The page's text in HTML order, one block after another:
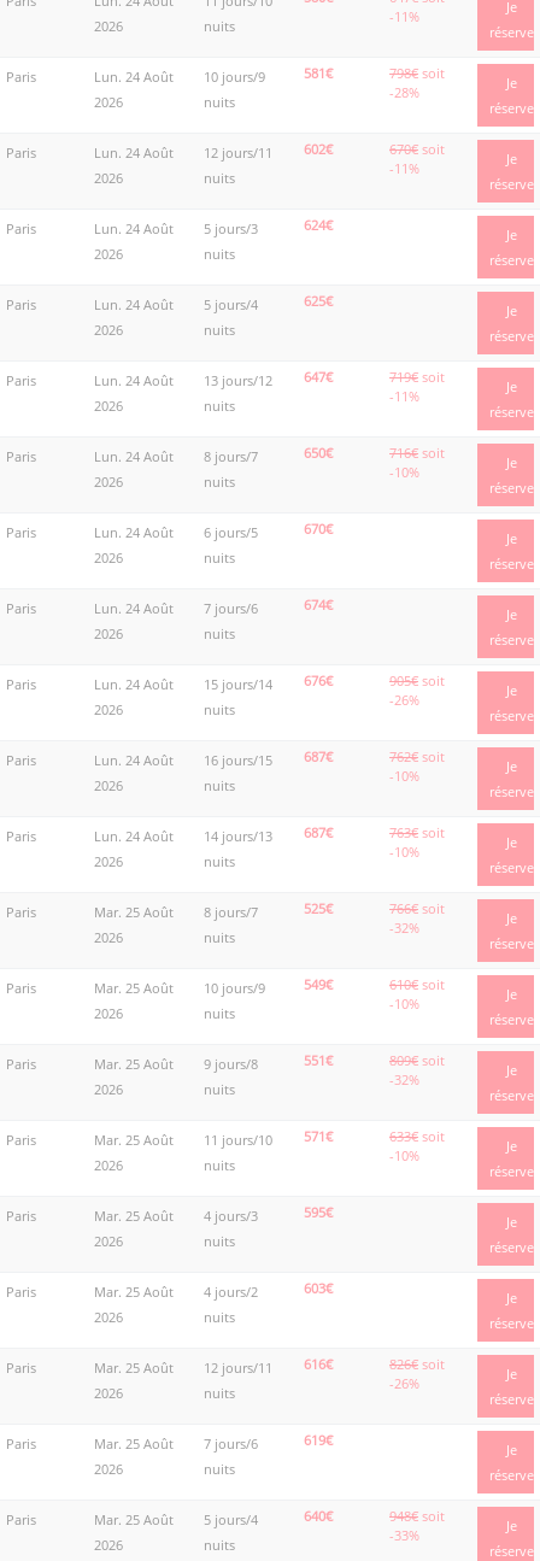
2026
nuits
-11%
Je
réserve
Paris
Lun. 24 Août
2026
10 jours/9
nuits
581€ 798€ soit
-28%
Je
réserve
Paris
Lun. 24 Août
2026
12 jours/11
nuits
602€ 670€ soit
-11%
Je
réserve
Paris
Lun. 24 Août
2026
5 jours/3
nuits
624€
Je
réserve
Paris
Lun. 24 Août
2026
5 jours/4
nuits
625€
Je
réserve
Paris
Lun. 24 Août
2026
13 jours/12
nuits
647€ 719€ soit
-11%
Je
réserve
Paris
Lun. 24 Août
2026
8 jours/7
nuits
650€ 716€ soit
-10%
Je
réserve
Paris
Lun. 24 Août
2026
6 jours/5
nuits
670€
Je
réserve
Paris
Lun. 24 Août
2026
7 jours/6
nuits
674€
Je
réserve
Paris
Lun. 24 Août
2026
15 jours/14
nuits
676€ 905€ soit
-26%
Je
réserve
Paris
Lun. 24 Août
2026
16 jours/15
nuits
687€ 762€ soit
-10%
Je
réserve
Paris
Lun. 24 Août
2026
14 jours/13
nuits
687€ 763€ soit
-10%
Je
réserve
Paris
Mar. 25 Août
2026
8 jours/7
nuits
525€ 766€ soit
-32%
Je
réserve
Paris
Mar. 25 Août
2026
10 jours/9
nuits
549€ 610€ soit
-10%
Je
réserve
Paris
Mar. 25 Août
2026
9 jours/8
nuits
551€ 809€ soit
-32%
Je
réserve
Paris
Mar. 25 Août
2026
11 jours/10
nuits
571€ 633€ soit
-10%
Je
réserve
Paris
Mar. 25 Août
2026
4 jours/3
nuits
595€
Je
réserve
Paris
Mar. 25 Août
2026
4 jours/2
nuits
603€
Je
réserve
Paris
Mar. 25 Août
2026
12 jours/11
nuits
616€ 826€ soit
-26%
Je
réserve
Paris
Mar. 25 Août
2026
7 jours/6
nuits
619€
Je
réserve
Paris
Mar. 25 Août
2026
5 jours/4
nuits
640€ 948€ soit
-33%
Je
réserve